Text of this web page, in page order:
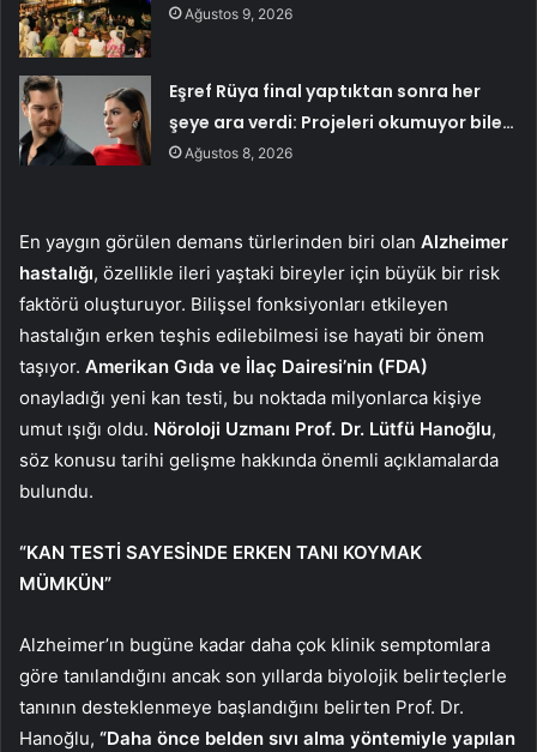
Ağustos 9, 2026
Eşref Rüya final yaptıktan sonra her
şeye ara verdi: Projeleri okumuyor bile…
Ağustos 8, 2026
En yaygın görülen demans türlerinden biri olan Alzheimer
hastalığı, özellikle ileri yaştaki bireyler için büyük bir risk
faktörü oluşturuyor. Bilişsel fonksiyonları etkileyen
hastalığın erken teşhis edilebilmesi ise hayati bir önem
taşıyor. Amerikan Gıda ve İlaç Dairesi’nin (FDA)
onayladığı yeni kan testi, bu noktada milyonlarca kişiye
umut ışığı oldu. Nöroloji Uzmanı Prof. Dr. Lütfü Hanoğlu,
söz konusu tarihi gelişme hakkında önemli açıklamalarda
bulundu.
“KAN TESTİ SAYESİNDE ERKEN TANI KOYMAK
MÜMKÜN”
Alzheimer’ın bugüne kadar daha çok klinik semptomlara
göre tanılandığını ancak son yıllarda biyolojik belirteçlerle
tanının desteklenmeye başlandığını belirten Prof. Dr.
Hanoğlu, “Daha önce belden sıvı alma yöntemiyle yapılan